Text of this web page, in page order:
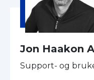
Jon Haakon
Support- og